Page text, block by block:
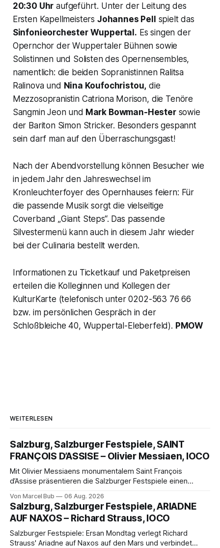
20:30 Uhr aufgeführt. Unter der Leitung des
Ersten Kapellmeisters Johannes Pell spielt das
Sinfonieorchester Wuppertal. Es singen der
Opernchor der Wuppertaler Bühnen sowie
Solistinnen und Solisten des Opernensembles,
namentlich: die beiden Sopranistinnen Ralitsa
Ralinova und Nina Koufochristou, die
Mezzosopranistin Catriona Morison, die Tenöre
Sangmin Jeon und Mark Bowman-Hestersowie
der Bariton Simon Stricker. Besonders gespannt
sein darf man auf den Überraschungsgast!
Nach der Abendvorstellung können Besucher wie
in jedem Jahr den Jahreswechsel im
Kronleuchterfoyer des Opernhauses feiern: Für
die passende Musik sorgt die vielseitige
Coverband „Giant Steps“. Das passende
Silvestermenü kann auch in diesem Jahr wieder
bei der Culinaria bestellt werden.
Informationen zu Ticketkauf und Paketpreisen
erteilen die Kolleginnen und Kollegen der
KulturKarte (telefonisch unter 0202-563 76 66
bzw. im persönlichen Gespräch in der
Schloßbleiche 40, Wuppertal-Eleberfeld). PMOW
WEITERLESEN
Salzburg, Salzburger Festspiele, SAINT
FRANÇOIS D’ASSISE – Olivier Messiaen, IOCO
Mit Olivier Messiaens monumentalem Saint François
d’Assise präsentieren die Salzburger Festspiele einen
eine bildgewaltige Inszenierung, Maxime Pascal entfaltet
die komplexe Partitur eindrucksvoll, Philippe Sly berührt als
Franziskus.
Von Marcel Bub 06 Aug. 2026
Salzburg, Salzburger Festspiele, ARIADNE
AUF NAXOS – Richard Strauss, IOCO
Salzburger Festspiele: Ersan Mondtag verlegt Richard
Strauss' Ariadne auf Naxos auf den Mars und verbindet